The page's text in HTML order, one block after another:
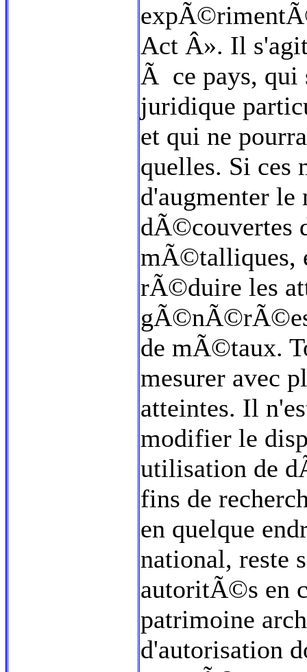
Act Â». Il
Ã ce pays, qui
juridique
et qui ne
quelles. Si ces
d'augmenter
dÃ©couvertes
mÃ©talliques,
rÃ©duire les
de mÃ©taux.
mesurer avec
atteintes. Il
modifier le
utilisation de
fins de
en quelque
national, reste
autoritÃ©s en
patrimoine
d'autorisation